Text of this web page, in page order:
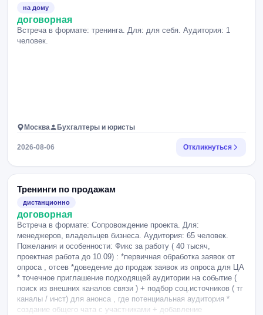
на дому
договорная
Встреча в формате: тренинга. Для: для себя. Аудитория: 1
человек.
Москва Бухгалтеры и юристы
2026-08-06 Откликнуться
Тренинги по продажам
дистанционно
договорная
Встреча в формате: Сопровождение проекта. Для:
менеджеров, владельцев бизнеса. Аудитория: 65 человек.
Пожелания и особенности: Фикс за работу ( 40 тысяч,
проектная работа до 10.09) : *первичная обработка заявок от
опроса , отсев *доведение до продаж заявок из опроса для ЦА
* точечное приглашение подходящей аудитории на событие (
поиск из внешних каналов связи ) + подбор соц.источников ( тг
каналы / инст) для анонса , где потенциальная аудитория *
создание общего чата с участниками + добавление